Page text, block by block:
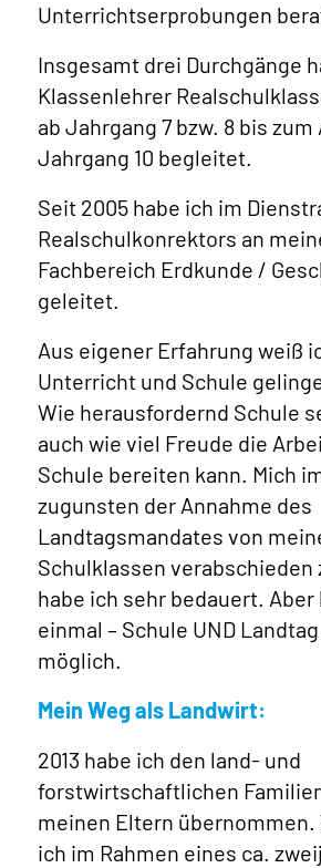
Unterrichtserprobungen
Insgesamt drei Durchgänge
Klassenlehrer
ab Jahrgang 7 bzw. 8 bis
Jahrgang 10 begleitet.
Seit 2005 habe ich im
Realschulkonrektors an
Fachbereich Erdkunde /
geleitet.
Aus eigener Erfahrung weiß
Unterricht und Schule
Wie herausfordernd Schule
auch wie viel Freude die
Schule bereiten kann. Mich
zugunsten der Annahme des
Landtagsmandates von
Schulklassen verabschieden
habe ich sehr bedauert.
einmal – Schule UND
möglich.
Mein Weg als Landwirt:
2013 habe ich den land- und
forstwirtschaftlichen
meinen Eltern übernommen.
ich im Rahmen eines ca.